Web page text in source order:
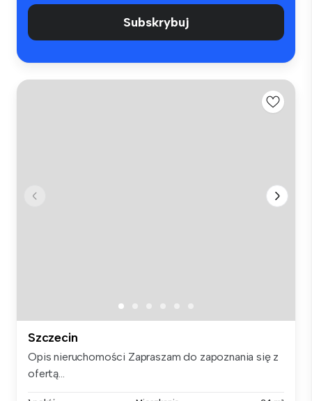
Subskrybuj
Szczecin
Opis nieruchomości Zapraszam do zapoznania się z
ofertą...